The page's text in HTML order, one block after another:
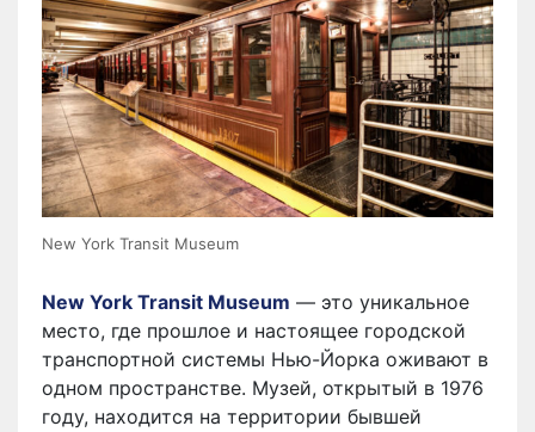
New York Transit Museum
New York Transit Museum — это уникальное
место, где прошлое и настоящее городской
транспортной системы Нью-Йорка оживают в
одном пространстве. Музей, открытый в 1976
году, находится на территории бывшей